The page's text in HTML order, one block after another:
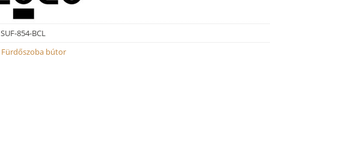
SUF-854-BCL
Fürdőszoba bútor